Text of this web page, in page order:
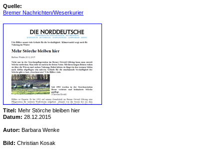
Quelle:
Bremer Nachrichten/Weserkurier
Titel: Mehr Störche bleiben hier
Datum: 28.12.2015
Autor: Barbara Wenke
Bild: Christian Kosak